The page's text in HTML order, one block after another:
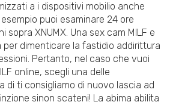
a i dispositivi mobilio anche
puoi esaminare 24 ore
sopra XNUMX. Una sex cam MILF e
per dimenticare la fastidio addirittura
Pertanto, nel caso che vuoi
online, scegli una delle
di ti consigliamo di nuovo lascia ad
sinon scateni! La abima abilita